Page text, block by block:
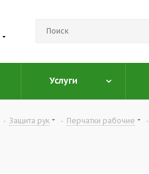
Услуги
- Защита рук - Перчатки рабочие -